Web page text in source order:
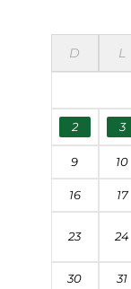
D L
2 3
9 10
16 17
23 24
30 31